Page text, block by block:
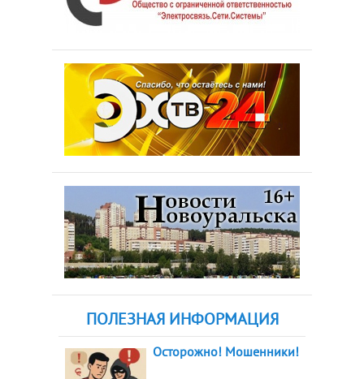
ПОЛЕЗНАЯ ИНФОРМАЦИЯ
Осторожно! Мошенники!